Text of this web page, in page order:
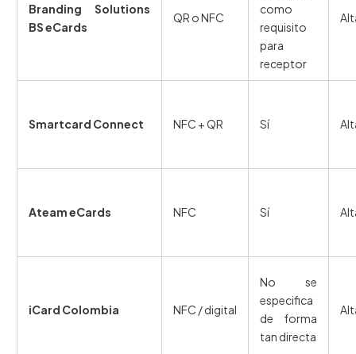
Branding Solutions
BS eCards
QR o NFC
como
requisito
para
receptor
Smartcard Connect NFC + QR Sí
Ateam eCards NFC Sí
iCard Colombia NFC / digital
No se
especifica
de forma
tan directa